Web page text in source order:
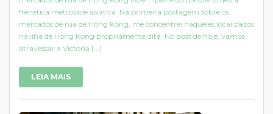
frenética metrópole asiática. Na primeira postagem sobre os
mercados de rua de Hong Kong, me concentrei naqueles localizados
na ilha de Hong Kong propriamente dita. No post de hoje, vamos
atravessar a Victoria [...]
LEIA MAIS